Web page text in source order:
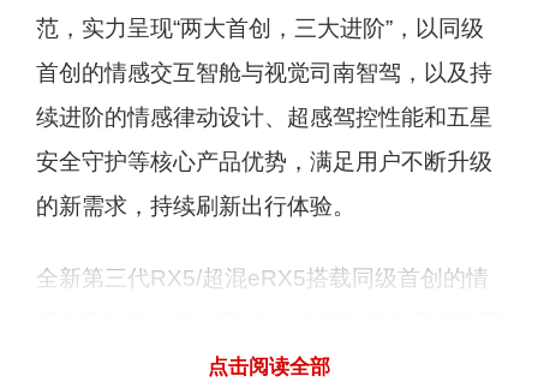
范，实力呈现“两大首创，三大进阶”，以同级
首创的情感交互智舱与视觉司南智驾，以及持
续进阶的情感律动设计、超感驾控性能和五星
安全守护等核心产品优势，满足用户不断升级
的新需求，持续刷新出行体验。
全新第三代RX5/超混eRX5搭载同级首创的情
为核心，为用户带来“全舱交互，全景无界”的
点击阅读全部